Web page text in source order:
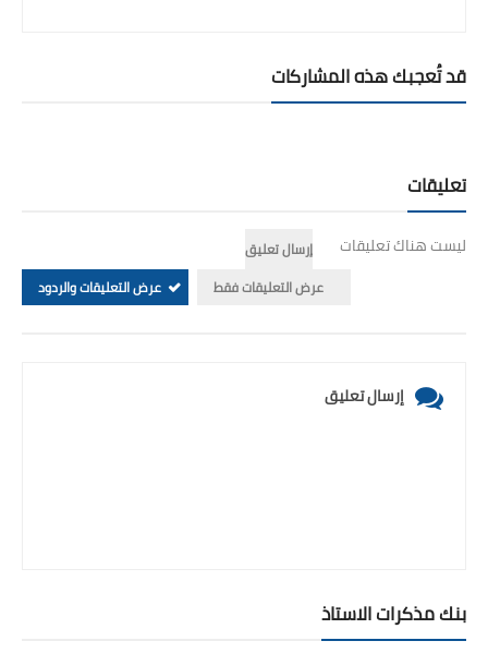
قد تُعجبك هذه المشاركات
تعليقات
ليست هناك تعليقات
إرسال تعليق
عرض التعليقات فقط
عرض التعليقات والردود
إرسال تعليق
بنك مذكرات الاستاذ